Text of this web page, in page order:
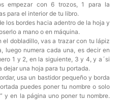
empezar con 6 trozos, 1 para la
para el interior de tu libro.
los bordes hacia adentro de la hoja y
a mano o en máquina.
el dobladillo, vas a trazar con tu lápiz
luego numera cada una, es decir en
1 y 2, en la siguiente, 3 y 4, y a´si
dejar una hoja para tu portada.
usa un bastidor pequeño y borda
puedes poner tu nombre o solo
y en la página uno poner tu nombre.